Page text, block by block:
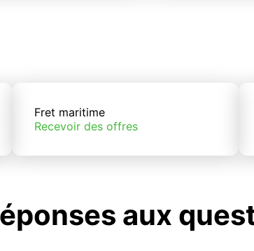
Fret maritime
Recevoir des offres
aux